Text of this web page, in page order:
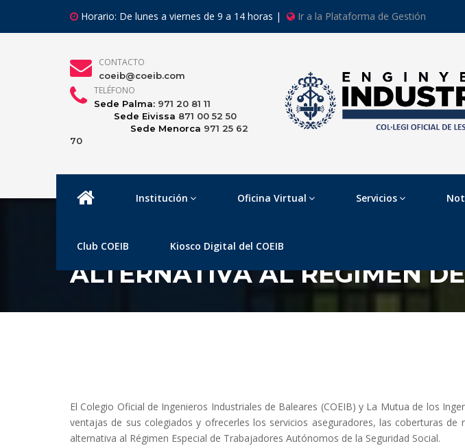
Horario: De lunes a viernes de 9 a 14 horas | Ir a la Plataforma de Gestión
CONTACTO
coeib@coeib.com
TELÉFONO
Sede Palma: 971 20 81 11
Sede Eivissa 871 00 52 50
Sede Menorca 971 25 62
70
Institución Oficina Virtual Servicios
Club COEIB Kiosco Digital del COEIB
ALTERNATIVA AL RÉGIMEN
El Colegio Oficial de Ingenieros Industriales de Baleares (COEIB) y La Mutua de los
ventajas de sus colegiados y ofrecerles los servicios aseguradores, las coberturas
alternativa al Régimen Especial de Trabajadores Autónomos de la Seguridad Social.